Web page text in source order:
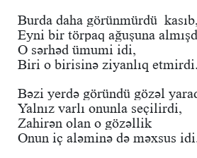
Burda daha görünmürdü
Eyni bir törpaq ağuşuna
O sərhəd ümumi idi,
Biri o birisinə ziyanlıq etmirdi.
Bəzi yerdə göründü gözəl
Yalnız varlı onunla seçilirdi,
Zahirən olan o gözəllik
Onun iç aləminə də məxsus